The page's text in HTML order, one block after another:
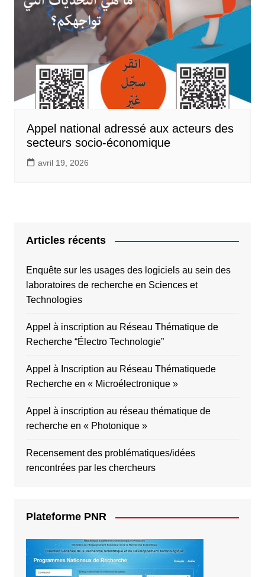
Appel national adressé aux acteurs des
secteurs socio-économique
avril 19, 2026
Articles récents
Enquête sur les usages des logiciels au sein des
laboratoires de recherche en Sciences et
Technologies
Appel à inscription au Réseau Thématique de
Recherche “Électro Technologie”
Appel à Inscription au Réseau Thématiquede
Recherche en « Microélectronique »
Appel à inscription au réseau thématique de
recherche en « Photonique »
Recensement des problématiques/idées
rencontrées par les chercheurs
Plateforme PNR